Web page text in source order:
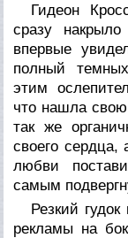
Гидеон
сразу
впервые
полный
этим
что нашла
так же
своего
любви
самым
Резкий
рекламы на